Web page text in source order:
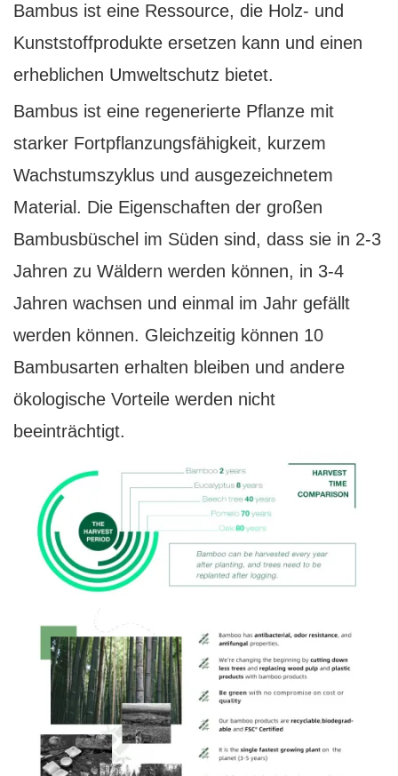
Bambus ist eine Ressource, die Holz- und
Kunststoffprodukte ersetzen kann und einen
erheblichen Umweltschutz bietet.
Bambus ist eine regenerierte Pflanze mit
starker Fortpflanzungsfähigkeit, kurzem
Wachstumszyklus und ausgezeichnetem
Material. Die Eigenschaften der großen
Bambusbüschel im Süden sind, dass sie in 2-3
Jahren zu Wäldern werden können, in 3-4
Jahren wachsen und einmal im Jahr gefällt
werden können. Gleichzeitig können 10
Bambusarten erhalten bleiben und andere
ökologische Vorteile werden nicht
beeinträchtigt.